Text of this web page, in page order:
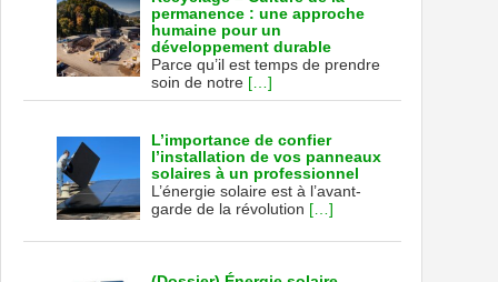
permanence : une approche
humaine pour un
développement durable
Parce qu’il est temps de prendre
soin de notre […]
L’importance de confier
l’installation de vos panneaux
solaires à un professionnel
L’énergie solaire est à l’avant-
garde de la révolution […]